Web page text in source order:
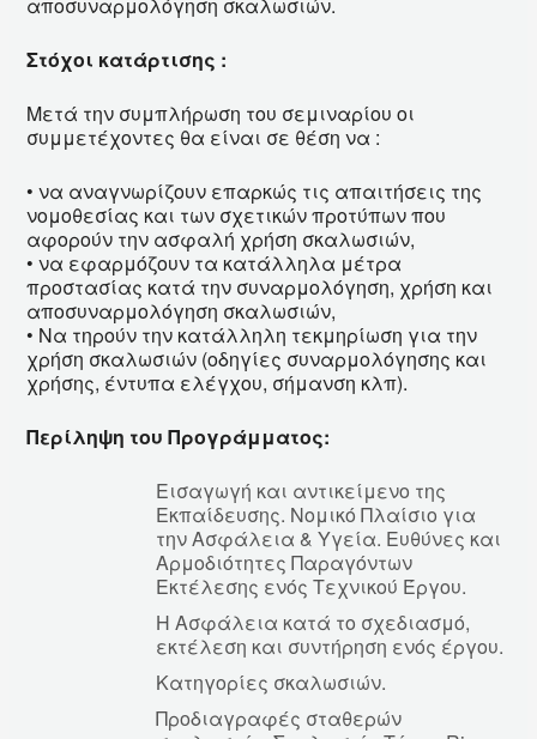
αποσυναρμολόγηση σκαλωσιών.
Στόχοι κατάρτισης :
Μετά την συμπλήρωση του σεμιναρίου οι
συμμετέχοντες θα είναι σε θέση να :
• να αναγνωρίζουν επαρκώς τις απαιτήσεις της
νομοθεσίας και των σχετικών προτύπων που
αφορούν την ασφαλή χρήση σκαλωσιών,
• να εφαρμόζουν τα κατάλληλα μέτρα
προστασίας κατά την συναρμολόγηση, χρήση και
αποσυναρμολόγηση σκαλωσιών,
• Να τηρούν την κατάλληλη τεκμηρίωση για την
χρήση σκαλωσιών (οδηγίες συναρμολόγησης και
χρήσης, έντυπα ελέγχου, σήμανση κλπ).
Περίληψη του Προγράμματος:
Εισαγωγή και αντικείμενο της
Εκπαίδευσης. Νομικό Πλαίσιο για
την Ασφάλεια & Υγεία. Ευθύνες και
Αρμοδιότητες Παραγόντων
Εκτέλεσης ενός Τεχνικού Έργου.
Η Ασφάλεια κατά το σχεδιασμό,
εκτέλεση και συντήρηση ενός έργου.
Κατηγορίες σκαλωσιών.
Προδιαγραφές σταθερών